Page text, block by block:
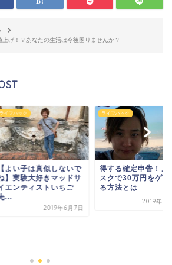
げ！？あなたの生活は今後困りませんか？
ライフハック
得する確定申告！ノーリ
クで30万円をゲットす
方法とは
ビジネスのコツ